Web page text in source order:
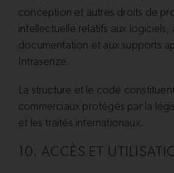
conception et autres droits de
intellectuelle relatifs aux logiciels,
documentation et aux supports
Intrasenze.
La structure et le code
commerciaux protégés par la
et les traités internationaux.
10. ACCÈS ET